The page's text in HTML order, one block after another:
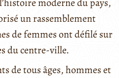
un rassemblement
de femmes ont défilé sur
du centre-ville.
de tous âges, hommes et